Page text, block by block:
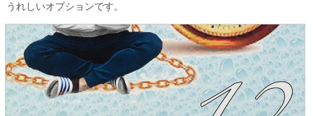
うれしいオプションです。